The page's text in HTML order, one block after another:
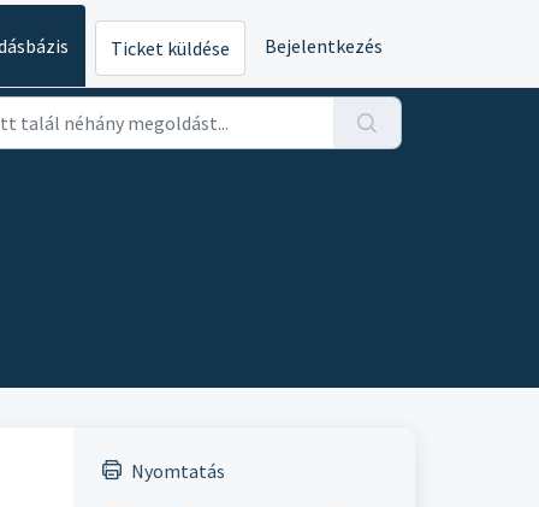
Ticket küldése Bejelentkezés
Nyomtatás